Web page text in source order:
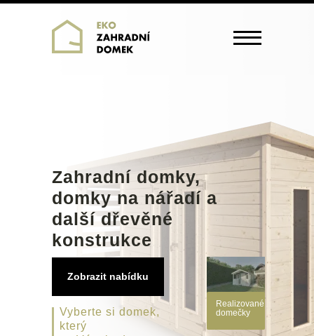
Zahradní domky,
domky na nářadí a
další dřevěné
konstrukce
Zobrazit nabídku
Vyberte si domek,
který
Realizované
domečky